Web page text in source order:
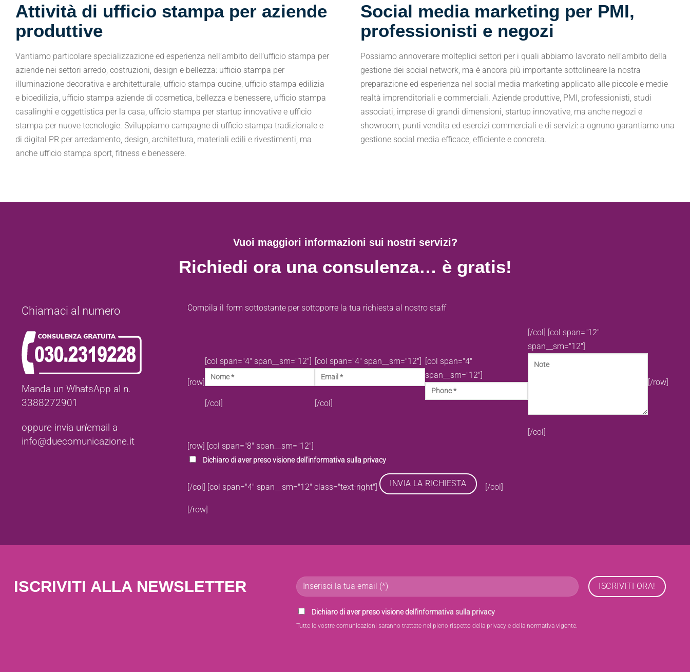
Attività di ufficio stampa per aziende
produttive
Vantiamo particolare specializzazione ed esperienza nell’ambito dell’ufficio stampa per
aziende nei settori arredo, costruzioni, design e bellezza: ufficio stampa per
illuminazione decorativa e architetturale, ufficio stampa cucine, ufficio stampa edilizia
e bioedilizia, ufficio stampa aziende di cosmetica, bellezza e benessere, ufficio stampa
casalinghi e oggettistica per la casa, ufficio stampa per startup innovative e ufficio
stampa per nuove tecnologie. Sviluppiamo campagne di ufficio stampa tradizionale e
di digital PR per arredamento, design, architettura, materiali edili e rivestimenti, ma
anche ufficio stampa sport, fitness e benessere.
Social media marketing per PMI,
professionisti e negozi
Possiamo annoverare molteplici settori per i quali abbiamo lavorato nell’ambito della
gestione dei social network, ma è ancora più importante sottolineare la nostra
preparazione ed esperienza nel social media marketing applicato alle piccole e medie
realtà imprenditoriali e commerciali. Aziende produttive, PMI, professionisti, studi
associati, imprese di grandi dimensioni, startup innovative, ma anche negozi e
showroom, punti vendita ed esercizi commerciali e di servizi: a ognuno garantiamo una
gestione social media efficace, efficiente e concreta.
Vuoi maggiori informazioni sui nostri servizi?
Richiedi ora una consulenza… è gratis!
Chiamaci al numero
Manda un WhatsApp al n.
3388272901
oppure invia un’email a
info@duecomunicazione.it
Compila il form sottostante per sottoporre la tua richiesta al nostro staff
[row]
[col span="4" span__sm="12"]
[/col]
[col span="4" span__sm="12"]
[/col]
[col span="4"
span__sm="12"]
[/col] [col span="12"
span__sm="12"]
[/col]
[/row]
[row] [col span="8" span__sm="12"]
Dichiaro di aver preso visione dell'informativa sulla privacy
[/col] [col span="4" span__sm="12" class="text-right"] [/col]
[/row]
ISCRIVITI ALLA NEWSLETTER
Dichiaro di aver preso visione dell'informativa sulla privacy
Tutte le vostre comunicazioni saranno trattate nel pieno rispetto della privacy e della normativa vigente.